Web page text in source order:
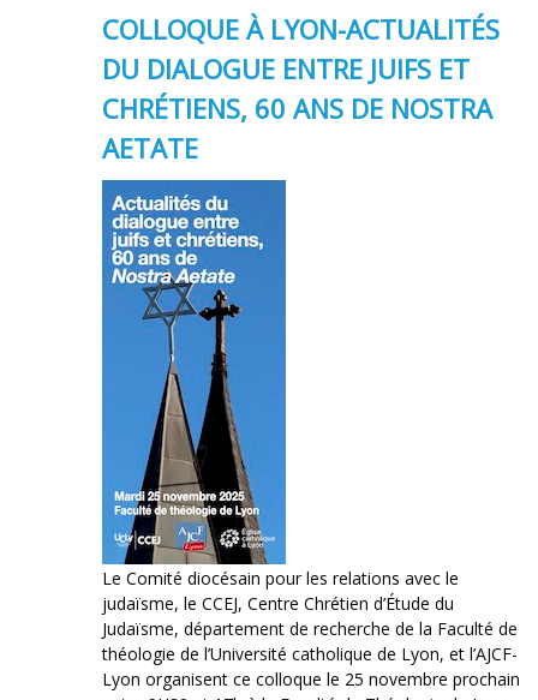
COLLOQUE À LYON-ACTUALITÉS
DU DIALOGUE ENTRE JUIFS ET
CHRÉTIENS, 60 ANS DE NOSTRA
AETATE
Le Comité diocésain pour les relations avec le
judaïsme, le CCEJ, Centre Chrétien d’Étude du
Judaïsme, département de recherche de la Faculté de
théologie de l’Université catholique de Lyon, et l’AJCF-
Lyon organisent ce colloque le 25 novembre prochain